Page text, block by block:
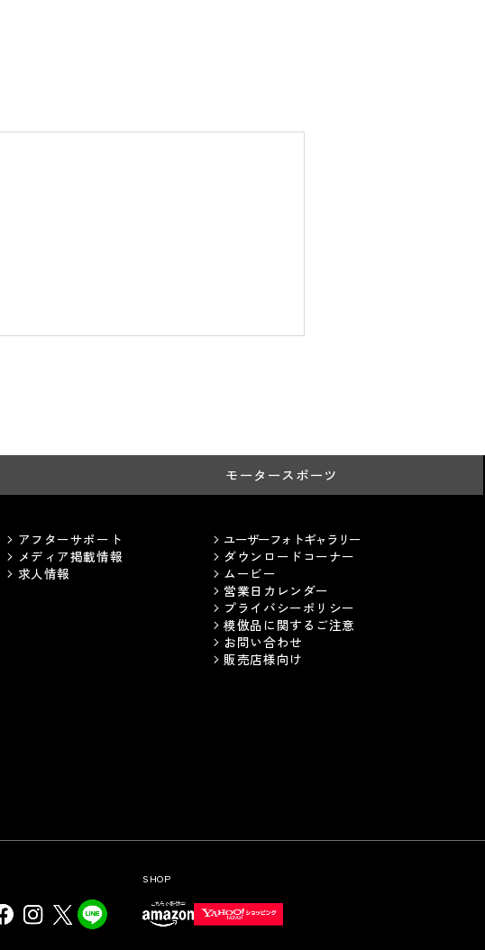
モータースポーツ
アフターサポート
メディア掲載情報
求人情報
ユーザーフォトギャラリー
ダウンロードコーナー
ムービー
営業日カレンダー
プライバシーポリシー
模倣品に関するご注意
お問い合わせ
販売店様向け
SHOP